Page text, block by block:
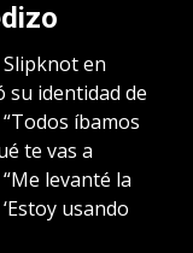
en
su identidad de
íbamos
te vas a
“Me levanté la
usando